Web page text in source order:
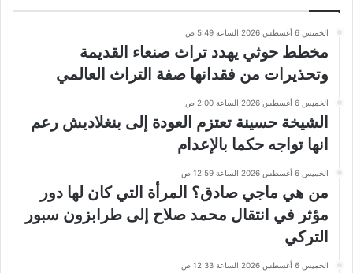
الخميس 6 أغسطس 2026 الساعة 5:49 ص
مخطط حوثي يهدد تراث صنعاء القديمة
وتحذيرات من فقدانها صفة التراث العالمي
الخميس 6 أغسطس 2026 الساعة 2:00 ص
الشيخة حسينة تعتزم العودة إلى بنغلاديش رعم
انها تواجه حكما بالإعدام
الخميس 6 أغسطس 2026 الساعة 12:59 ص
من هي ماجي صادق؟ المرأة التي كان لها دور
مؤثر في انتقال محمد صلاح إلى طرابزون سبور
التركي
الخميس 6 أغسطس 2026 الساعة 12:33 ص